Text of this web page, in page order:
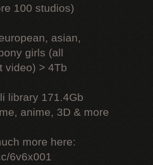
100 studios)
asian,
girls (all
video) > 4Tb
library 171.4Gb
anime, 3D & more
more here:
6v6x001